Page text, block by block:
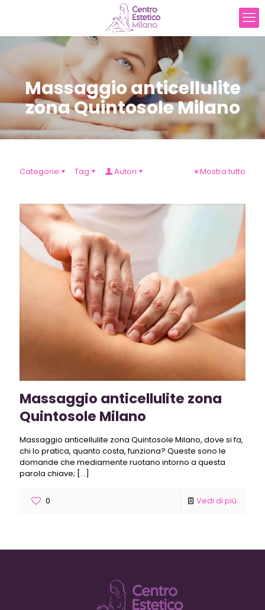
Massaggio anticellulite
zona Quintosole Milano
Categorie Tag Autori Mostra tutto
Massaggio anticellulite zona
Quintosole Milano
Massaggio anticellulite zona Quintosole Milano, dove si fa,
chi lo pratica, quanto costa, funziona? Queste sono le
domande che mediamente ruotano intorno a questa
parola chiave; […]
0 Vedi di più